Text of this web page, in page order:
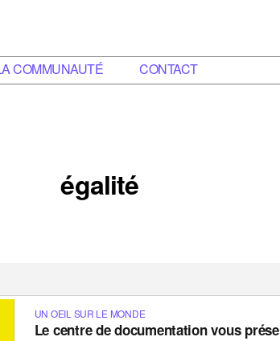
COMMUNAUTÉ CONTACT
égalité
UN OEIL SUR LE MONDE
Le centre de documentation vous